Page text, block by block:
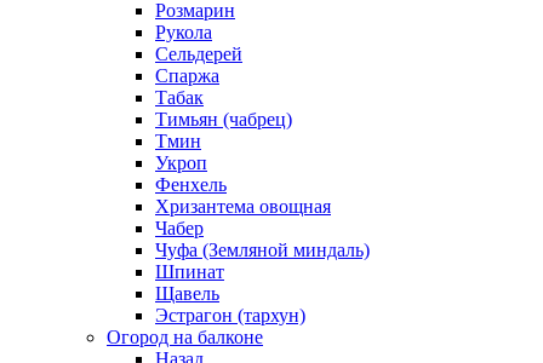
Розмарин
Рукола
Сельдерей
Спаржа
Табак
Тимьян (чабрец)
Тмин
Укроп
Фенхель
Хризантема овощная
Чабер
Чуфа (Земляной миндаль)
Шпинат
Щавель
Эстрагон (тархун)
Огород на балконе
Назад